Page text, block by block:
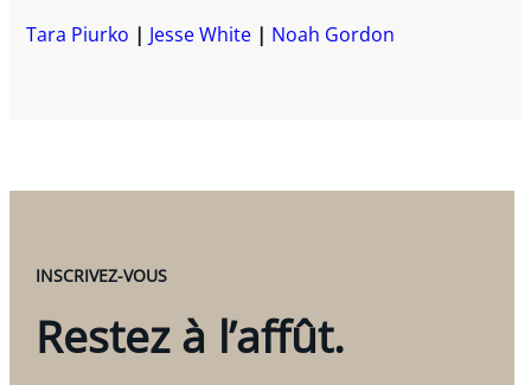
Tara Piurko Jesse White Noah Gordon
INSCRIVEZ-VOUS
Restez à l’affût.